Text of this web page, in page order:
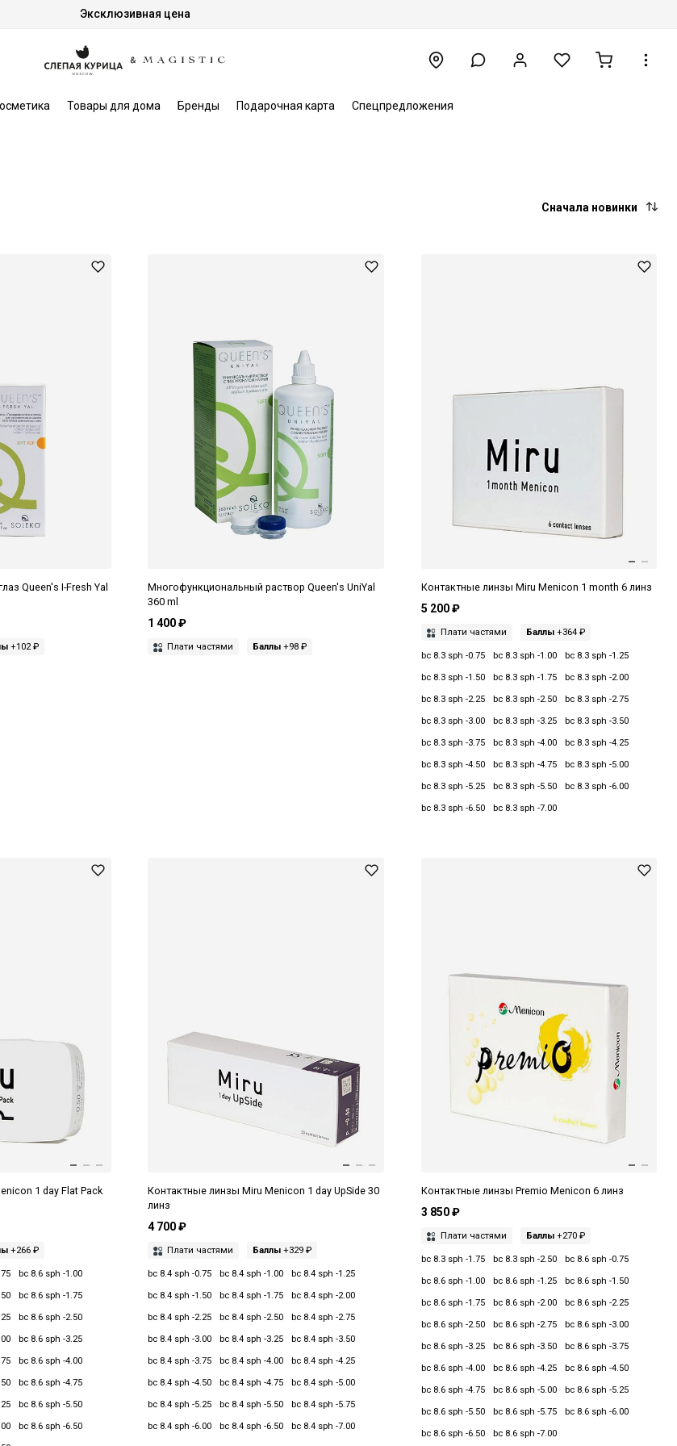
Эксклюзивная цена
Товары для дома Бренды Подарочная карта Спецпредложения
Сначала новинки
Queen's I-Fresh Yal
+102 ₽
Многофункциональный раствор Queen's UniYal
360 ml
1 400 ₽
Плати частями Баллы +98 ₽
Контактные линзы Miru Menicon 1 month 6 линз
5 200 ₽
Плати частями Баллы+364 ₽
bc 8.3 sph -0.75 bc 8.3 sph -1.00 bc 8.3 sph -1.25
bc 8.3 sph -1.50 bc 8.3 sph -1.75 bc 8.3 sph -2.00
bc 8.3 sph -2.25 bc 8.3 sph -2.50 bc 8.3 sph -2.75
bc 8.3 sph -3.00 bc 8.3 sph -3.25 bc 8.3 sph -3.50
bc 8.3 sph -3.75 bc 8.3 sph -4.00 bc 8.3 sph -4.25
bc 8.3 sph -4.50 bc 8.3 sph -4.75 bc 8.3 sph -5.00
bc 8.3 sph -5.25 bc 8.3 sph -5.50 bc 8.3 sph -6.00
bc 8.3 sph -6.50 bc 8.3 sph -7.00
1 day Flat Pack
+266 ₽
bc 8.6 sph -1.00
bc 8.6 sph -1.75
bc 8.6 sph -2.50
bc 8.6 sph -3.25
bc 8.6 sph -4.00
bc 8.6 sph -4.75
bc 8.6 sph -5.50
bc 8.6 sph -6.50
Контактные линзы Miru Menicon 1 day UpSide 30
линз
4 700 ₽
Плати частями Баллы +329 ₽
bc 8.4 sph -0.75 bc 8.4 sph -1.00 bc 8.4 sph -1.25
bc 8.4 sph -1.50 bc 8.4 sph -1.75 bc 8.4 sph -2.00
bc 8.4 sph -2.25 bc 8.4 sph -2.50 bc 8.4 sph -2.75
bc 8.4 sph -3.00 bc 8.4 sph -3.25 bc 8.4 sph -3.50
bc 8.4 sph -3.75 bc 8.4 sph -4.00 bc 8.4 sph -4.25
bc 8.4 sph -4.50 bc 8.4 sph -4.75 bc 8.4 sph -5.00
bc 8.4 sph -5.25 bc 8.4 sph -5.50 bc 8.4 sph -5.75
bc 8.4 sph -6.00 bc 8.4 sph -6.50 bc 8.4 sph -7.00
Контактные линзы Premio Menicon 6 линз
3 850 ₽
Плати частями Баллы+270 ₽
bc 8.3 sph -1.75 bc 8.3 sph -2.50 bc 8.6 sph -0.75
bc 8.6 sph -1.00 bc 8.6 sph -1.25 bc 8.6 sph -1.50
bc 8.6 sph -1.75 bc 8.6 sph -2.00 bc 8.6 sph -2.25
bc 8.6 sph -2.50 bc 8.6 sph -2.75 bc 8.6 sph -3.00
bc 8.6 sph -3.25 bc 8.6 sph -3.50 bc 8.6 sph -3.75
bc 8.6 sph -4.00 bc 8.6 sph -4.25 bc 8.6 sph -4.50
bc 8.6 sph -4.75 bc 8.6 sph -5.00 bc 8.6 sph -5.25
bc 8.6 sph -5.50 bc 8.6 sph -5.75 bc 8.6 sph -6.00
bc 8.6 sph -6.50 bc 8.6 sph -7.00